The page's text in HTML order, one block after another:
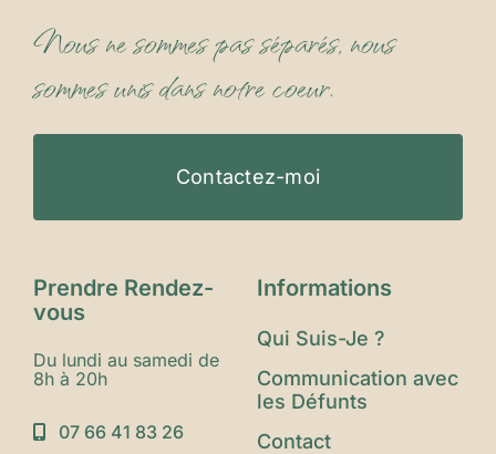
Nous ne sommes pas séparés, nous
sommes unis dans notre coeur.
Contactez-moi
Prendre Rendez-
vous
Du lundi au samedi de
8h à 20h
07 66 41 83 26
Informations
Qui Suis-Je ?
Communication avec
les Défunts
Contact